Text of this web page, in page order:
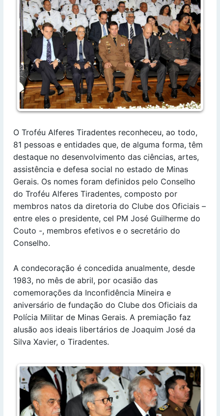
O Troféu Alferes Tiradentes reconheceu, ao todo,
81 pessoas e entidades que, de alguma forma, têm
destaque no desenvolvimento das ciências, artes,
assistência e defesa social no estado de Minas
Gerais. Os nomes foram definidos pelo Conselho
do Troféu Alferes Tiradentes, composto por
membros natos da diretoria do Clube dos Oficiais –
entre eles o presidente, cel PM José Guilherme do
Couto -, membros efetivos e o secretário do
Conselho.
A condecoração é concedida anualmente, desde
1983, no mês de abril, por ocasião das
comemorações da Inconfidência Mineira e
aniversário de fundação do Clube dos Oficiais da
Polícia Militar de Minas Gerais. A premiação faz
alusão aos ideais libertários de Joaquim José da
Silva Xavier, o Tiradentes.